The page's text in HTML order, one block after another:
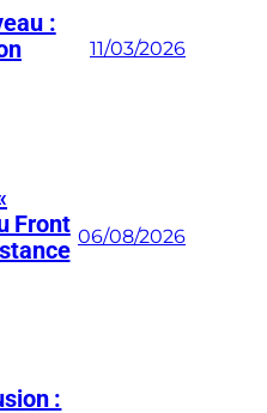
:
11/03/2026
Front 06/08/2026
: